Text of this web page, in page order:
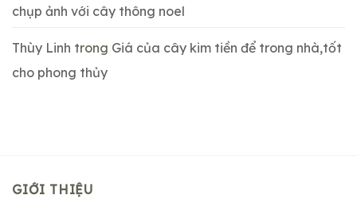
chụp ảnh với cây thông noel
Thùy Linh trong Giá của cây kim tiền để trong nhà,tốt
cho phong thủy
GIỚI THIỆU